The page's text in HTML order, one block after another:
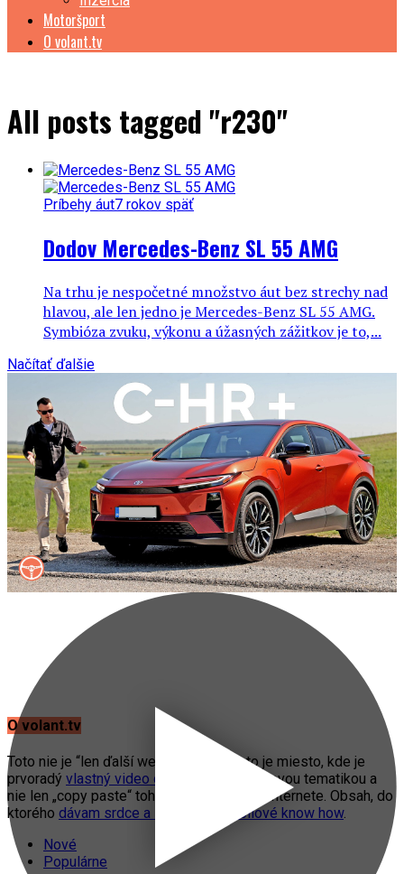
Motoršport
O volant.tv
All posts tagged "r230"
Príbehy áut7 rokov späť
Dodov Mercedes-Benz SL 55 AMG
Na trhu je nespočetné množstvo áut bez strechy nad
hlavou, ale len jedno je Mercedes-Benz SL 55 AMG.
Symbióza zvuku, výkonu a úžasných zážitkov je to,...
Načítať ďalšie
O volant.tv
Toto nie je “len ďalší web o autách”. Toto je miesto, kde je
prvoradý vlastný video obsah
s automobilovou tematikou a
nie len „copy paste“ toho, čo práve fičí na internete. Obsah, do
ktorého dávam srdce a svoje automobilové know how.
Nové
Populárne